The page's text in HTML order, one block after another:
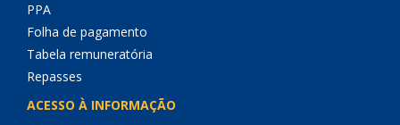
PPA
Folha de pagamento
Tabela remuneratória
Repasses
ACESSO À INFORMAÇÃO